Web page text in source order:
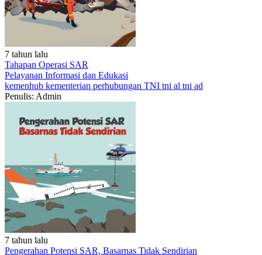
7 tahun lalu
Tahapan Operasi SAR
Pelayanan Informasi dan Edukasi
kemenhub kementerian perhubungan TNI tni al tni ad
Penulis: Admin
7 tahun lalu
Pengerahan Potensi SAR, Basarnas Tidak Sendirian